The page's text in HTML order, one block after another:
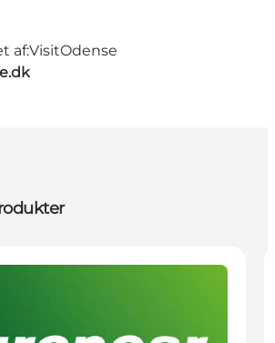
af:VisitOdense